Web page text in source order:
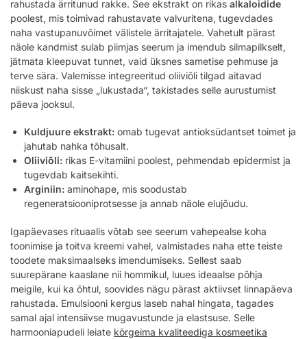
rahustada ärritunud rakke. See ekstrakt on rikas alkaloidide
poolest, mis toimivad rahustavate valvuritena, tugevdades
naha vastupanuvõimet välistele ärritajatele. Vahetult pärast
näole kandmist sulab piimjas seerum ja imendub silmapilkselt,
jätmata kleepuvat tunnet, vaid üksnes sametise pehmuse ja
terve sära. Valemisse integreeritud oliiviõli tilgad aitavad
niiskust naha sisse „lukustada“, takistades selle aurustumist
päeva jooksul.
Kuldjuure ekstrakt: omab tugevat antioksüdantset toimet ja
jahutab nahka tõhusalt.
Oliiviõli: rikas E-vitamiini poolest, pehmendab epidermist ja
tugevdab kaitsekihti.
Arginiin: aminohape, mis soodustab
regeneratsiooniprotsesse ja annab näole elujõudu.
Igapäevases rituaalis võtab see seerum vahepealse koha
toonimise ja toitva kreemi vahel, valmistades naha ette teiste
toodete maksimaalseks imendumiseks. Sellest saab
suurepärane kaaslane nii hommikul, luues ideaalse põhja
meigile, kui ka õhtul, soovides nägu pärast aktiivset linnapäeva
rahustada. Emulsiooni kergus laseb nahal hingata, tagades
samal ajal intensiivse mugavustunde ja elastsuse. Selle
harmooniapudeli leiate kõrgeima kvaliteediga kosmeetika